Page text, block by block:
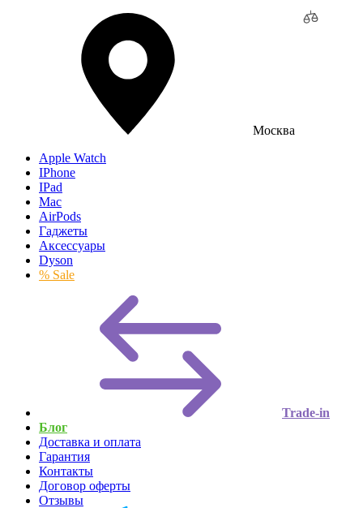
Москва
Apple Watch
IPhone
IPad
Mac
AirPods
Гаджеты
Аксессуары
Dyson
% Sale
Trade-in
Блог
Доставка и оплата
Гарантия
Контакты
Договор оферты
Отзывы